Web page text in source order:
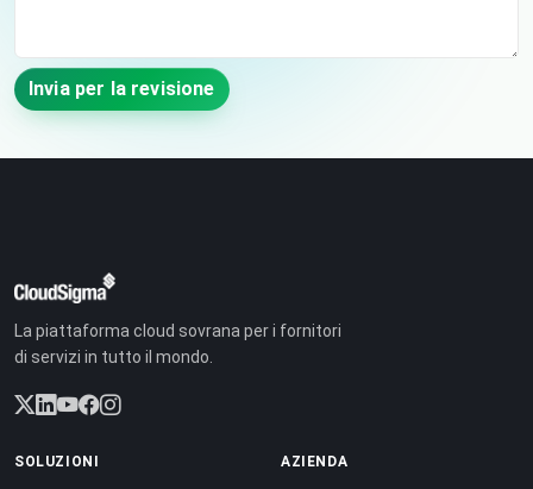
Invia per la revisione
La piattaforma cloud sovrana per i fornitori
di servizi in tutto il mondo.
SOLUZIONI AZIENDA